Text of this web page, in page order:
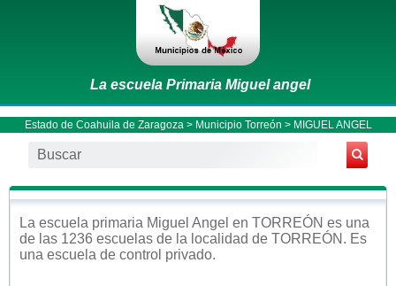
La escuela Primaria Miguel angel
Estado de Coahuila de Zaragoza > Municipio Torreón > MIGUEL ANGEL
La escuela primaria Miguel Angel en TORREÓN es una
de las 1236 escuelas de la localidad de TORREÓN . Es
una escuela de control privado.